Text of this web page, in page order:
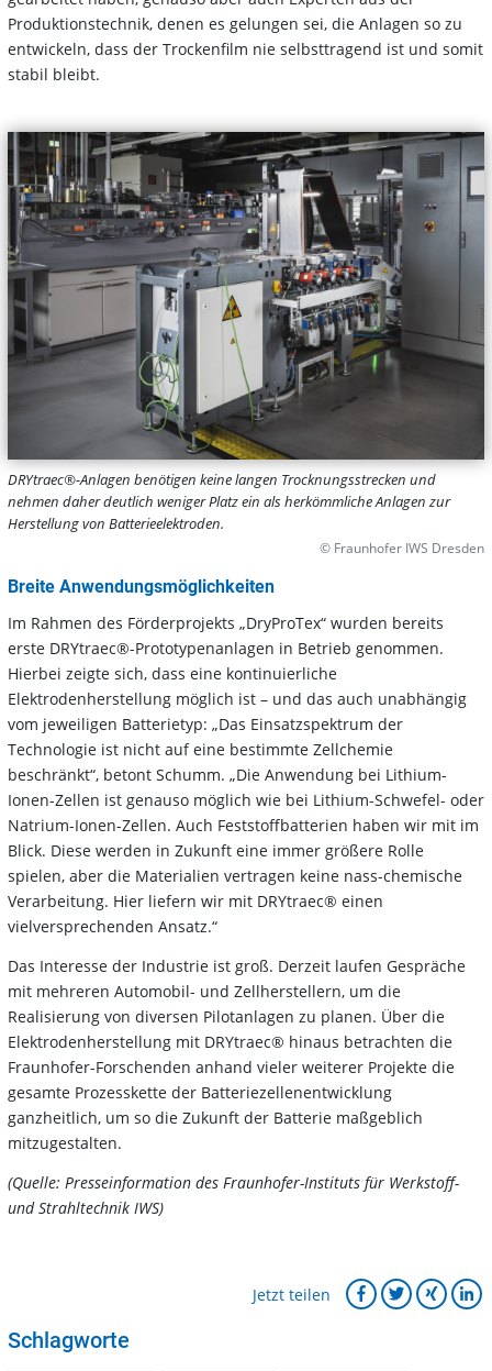
Produktionstechnik, denen es gelungen sei, die Anlagen so zu
entwickeln, dass der Trockenfilm nie selbsttragend ist und somit
stabil bleibt.
DRYtraec®-Anlagen benötigen keine langen Trocknungsstrecken und
nehmen daher deutlich weniger Platz ein als herkömmliche Anlagen zur
Herstellung von Batterieelektroden.
© Fraunhofer IWS Dresden
Breite Anwendungsmöglichkeiten
Im Rahmen des Förderprojekts „DryProTex“ wurden bereits
erste DRYtraec®-Prototypenanlagen in Betrieb genommen.
Hierbei zeigte sich, dass eine kontinuierliche
Elektrodenherstellung möglich ist – und das auch unabhängig
vom jeweiligen Batterietyp: „Das Einsatzspektrum der
Technologie ist nicht auf eine bestimmte Zellchemie
beschränkt“, betont Schumm. „Die Anwendung bei Lithium-
Ionen-Zellen ist genauso möglich wie bei Lithium-Schwefel- oder
Natrium-Ionen-Zellen. Auch Feststoffbatterien haben wir mit im
Blick. Diese werden in Zukunft eine immer größere Rolle
spielen, aber die Materialien vertragen keine nass-chemische
Verarbeitung. Hier liefern wir mit DRYtraec® einen
vielversprechenden Ansatz.“
Das Interesse der Industrie ist groß. Derzeit laufen Gespräche
mit mehreren Automobil- und Zellherstellern, um die
Realisierung von diversen Pilotanlagen zu planen. Über die
Elektrodenherstellung mit DRYtraec® hinaus betrachten die
Fraunhofer-Forschenden anhand vieler weiterer Projekte die
gesamte Prozesskette der Batteriezellenentwicklung
ganzheitlich, um so die Zukunft der Batterie maßgeblich
mitzugestalten.
(Quelle: Presseinformation des Fraunhofer-Instituts für Werkstoff-
und Strahltechnik IWS)
Jetzt teilen
Schlagworte